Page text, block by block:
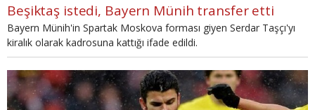
Beşiktaş istedi, Bayern Münih transfer etti
Bayern Münih'in Spartak Moskova forması giyen Serdar Taşçı'yı
kiralık olarak kadrosuna kattığı ifade edildi.